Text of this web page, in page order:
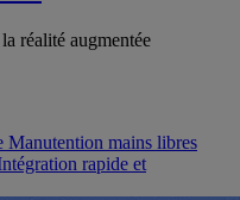
réalité augmentée
Manutention mains libres
rapide et